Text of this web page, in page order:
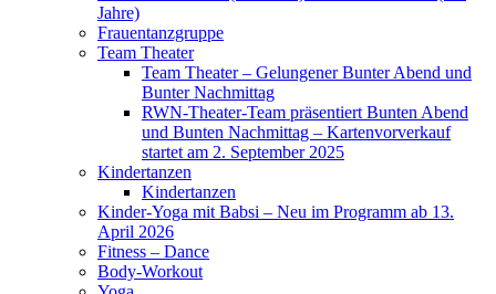
Jahre)
Frauentanzgruppe
Team Theater
Team Theater – Gelungener Bunter Abend und
Bunter Nachmittag
RWN-Theater-Team präsentiert Bunten Abend
und Bunten Nachmittag – Kartenvorverkauf
startet am 2. September 2025
Kindertanzen
Kindertanzen
Kinder-Yoga mit Babsi – Neu im Programm ab 13.
April 2026
Fitness – Dance
Body-Workout